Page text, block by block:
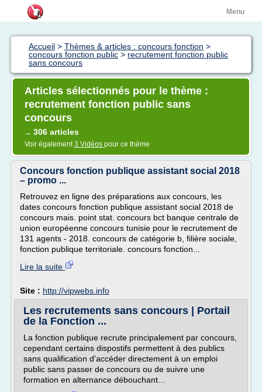
Menu
Accueil > Thèmes & articles : concours fonction >
concours fonction public > recrutement fonction public
sans concours
Articles sélectionnés pour le thème :
recrutement fonction public sans
concours
→ 306 articles
Voir également3 Vidéos pour ce thème
Concours fonction publique assistant social 2018
– promo ...
Retrouvez en ligne des préparations aux concours, les
dates concours fonction publique assistant social 2018 de
concours mais. point stat. concours bct banque centrale de
union européenne concours tunisie pour le recrutement de
131 agents - 2018. concours de catégorie b, filière sociale,
fonction publique territoriale. concours fonction...
Lire la suite
Site : http://vipwebs.info
Les recrutements sans concours | Portail
de la Fonction ...
La fonction publique recrute principalement par concours,
cependant certains dispostifs permettent à des publics
sans qualification d'accéder directement à un emploi
public sans passer de concours ou de suivre une
formation en alternance débouchant...